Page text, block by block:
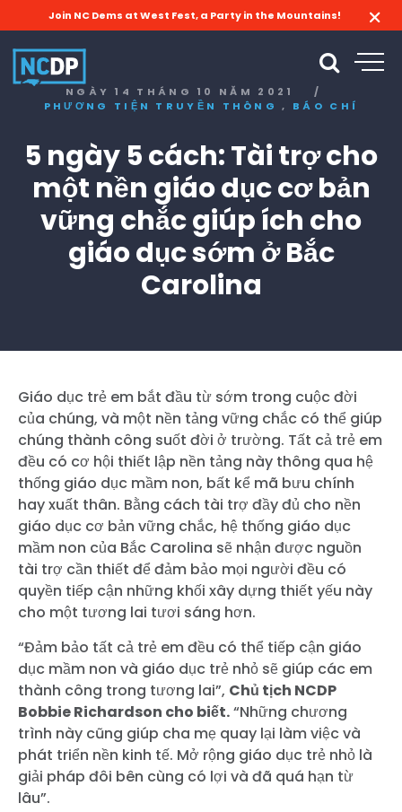
Join NC Dems at West Fest, a Party in the Mountains!
NGÀY 14 THÁNG 10 NĂM 2021
/
PHƯƠNG TIỆN TRUYỀN THÔNG , BÁO CHÍ
5 ngày 5 cách: Tài trợ cho
một nền giáo dục cơ bản
vững chắc giúp ích cho
giáo dục sớm ở Bắc
Carolina
Giáo dục trẻ em bắt đầu từ sớm trong cuộc đời
của chúng, và một nền tảng vững chắc có thể giúp
chúng thành công suốt đời ở trường. Tất cả trẻ em
đều có cơ hội thiết lập nền tảng này thông qua hệ
thống giáo dục mầm non, bất kể mã bưu chính
hay xuất thân. Bằng cách tài trợ đầy đủ cho nền
giáo dục cơ bản vững chắc, hệ thống giáo dục
mầm non của Bắc Carolina sẽ nhận được nguồn
tài trợ cần thiết để đảm bảo mọi người đều có
quyền tiếp cận những khối xây dựng thiết yếu này
cho một tương lai tươi sáng hơn.
“Đảm bảo tất cả trẻ em đều có thể tiếp cận giáo
dục mầm non và giáo dục trẻ nhỏ sẽ giúp các em
thành công trong tương lai”, Chủ tịch NCDP
Bobbie Richardson cho biết.“Những chương
trình này cũng giúp cha mẹ quay lại làm việc và
phát triển nền kinh tế. Mở rộng giáo dục trẻ nhỏ là
giải pháp đôi bên cùng có lợi và đã quá hạn từ
lâu”.